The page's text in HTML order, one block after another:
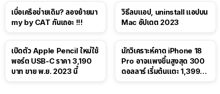
เบื่อเครือข่ายเดิม? ลองย้ายมา
my by CAT กันเถอะ !!!
วิธีลบแอป, uninstall แอปบน
Mac อัปเดต 2023
เปิดตัว Apple Pencil ใหม่ใช้
พอร์ต USB-C ราคา 3,190
บาท ขาย พ.ย. 2023 นี้
นักวิเคราะห์คาด iPhone 18
Pro อาจแพงขึ้นสูงสุด 300
ดอลลาร์ เริ่มต้นแตะ 1,399